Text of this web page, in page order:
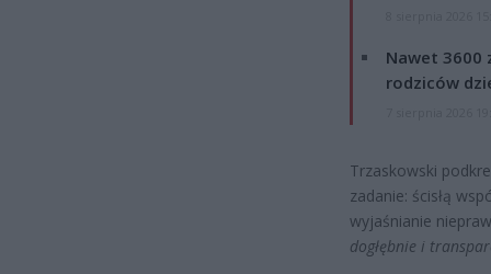
Nawet 3600
rodziców
Trzaskowski
zadanie: ścisłą
wyjaśnianie
dogłębnie i